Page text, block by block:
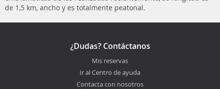
de 1,5 km, ancho y es totalmente peatonal.
¿Dudas? Contáctanos
Mis reservas
Ir al Centro de ayuda
Contacta con nosotros